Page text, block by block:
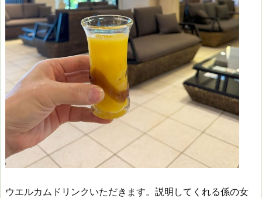
ウエルカムドリンクいただきます。説明してくれる係の女